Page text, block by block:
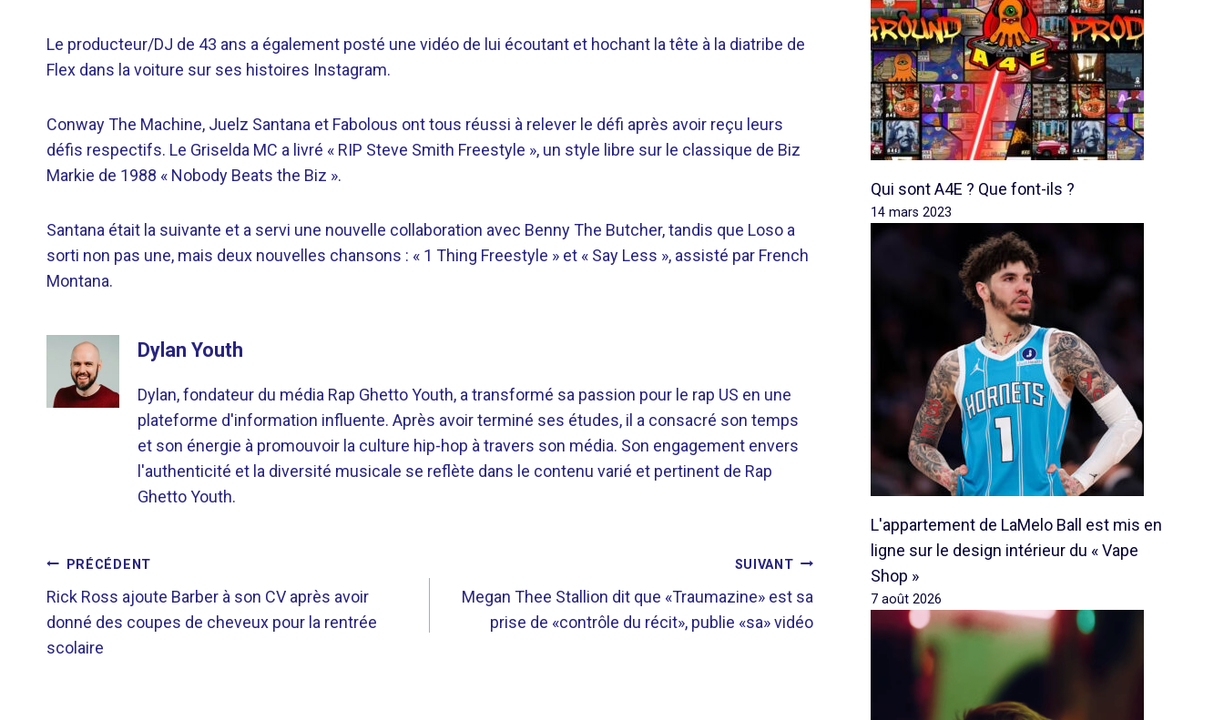
Le producteur/DJ de 43 ans a également posté une vidéo de lui écoutant et hochant la tête à la diatribe de
Flex dans la voiture sur ses histoires Instagram.
Conway The Machine, Juelz Santana et Fabolous ont tous réussi à relever le défi après avoir reçu leurs
défis respectifs. Le Griselda MC a livré « RIP Steve Smith Freestyle », un style libre sur le classique de Biz
Markie de 1988 « Nobody Beats the Biz ».
Santana était la suivante et a servi une nouvelle collaboration avec Benny The Butcher, tandis que Loso a
sorti non pas une, mais deux nouvelles chansons : « 1 Thing Freestyle » et « Say Less », assisté par French
Montana.
Dylan Youth
Dylan, fondateur du média Rap Ghetto Youth, a transformé sa passion pour le rap US en une
plateforme d'information influente. Après avoir terminé ses études, il a consacré son temps
et son énergie à promouvoir la culture hip-hop à travers son média. Son engagement envers
l'authenticité et la diversité musicale se reflète dans le contenu varié et pertinent de Rap
Ghetto Youth.
NAVIGATION
DE
L’ARTICLE
PRÉCÉDENT
Rick Ross ajoute Barber à son CV après avoir
donné des coupes de cheveux pour la rentrée
scolaire
SUIVANT
Megan Thee Stallion dit que «Traumazine» est sa
prise de «contrôle du récit», publie «sa» vidéo
Qui sont A4E ? Que font-ils ?
14 mars 2023
L'appartement de LaMelo Ball est mis en
ligne sur le design intérieur du « Vape
Shop »
7 août 2026